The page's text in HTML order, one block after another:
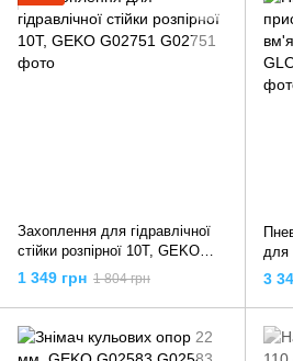
Захоплення для гідравлічної
стійки розпірної 10T, GEKO
G02751
1 349 грн 1 804 грн
для
3